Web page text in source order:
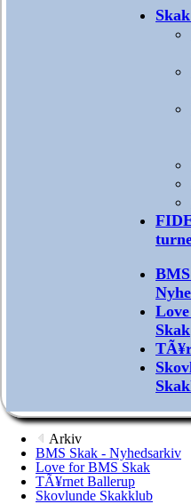
Skak
Arkiv
BMS Skak - Nyhedsarkiv
Love for BMS Skak
TÃ¥rnet Ballerup
Skovlunde Skakklub